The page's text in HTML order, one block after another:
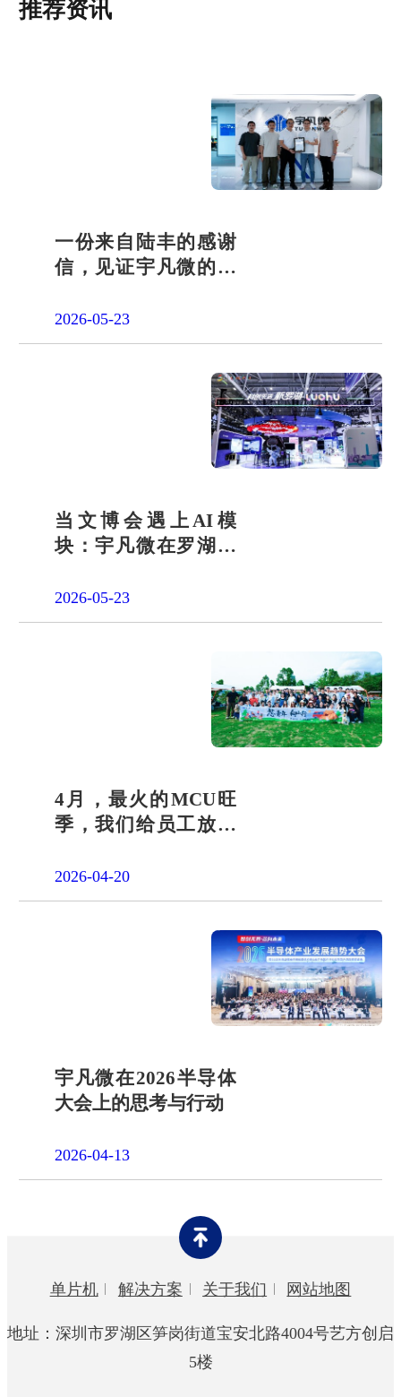
推荐资讯
一份来自陆丰的感谢
信，见证宇凡微的社
2026-05-23
当文博会遇上AI模
块：宇凡微在罗湖展
答卷
2026-05-23
4月，最火的MCU旺
季，我们给员工放了
2026-04-20
宇凡微在2026半导体
大会上的思考与行动
2026-04-13
单片机 解决方案 关于我们 网站地图
地址：深圳市罗湖区笋岗街道宝安北路4004号艺方创启
5楼